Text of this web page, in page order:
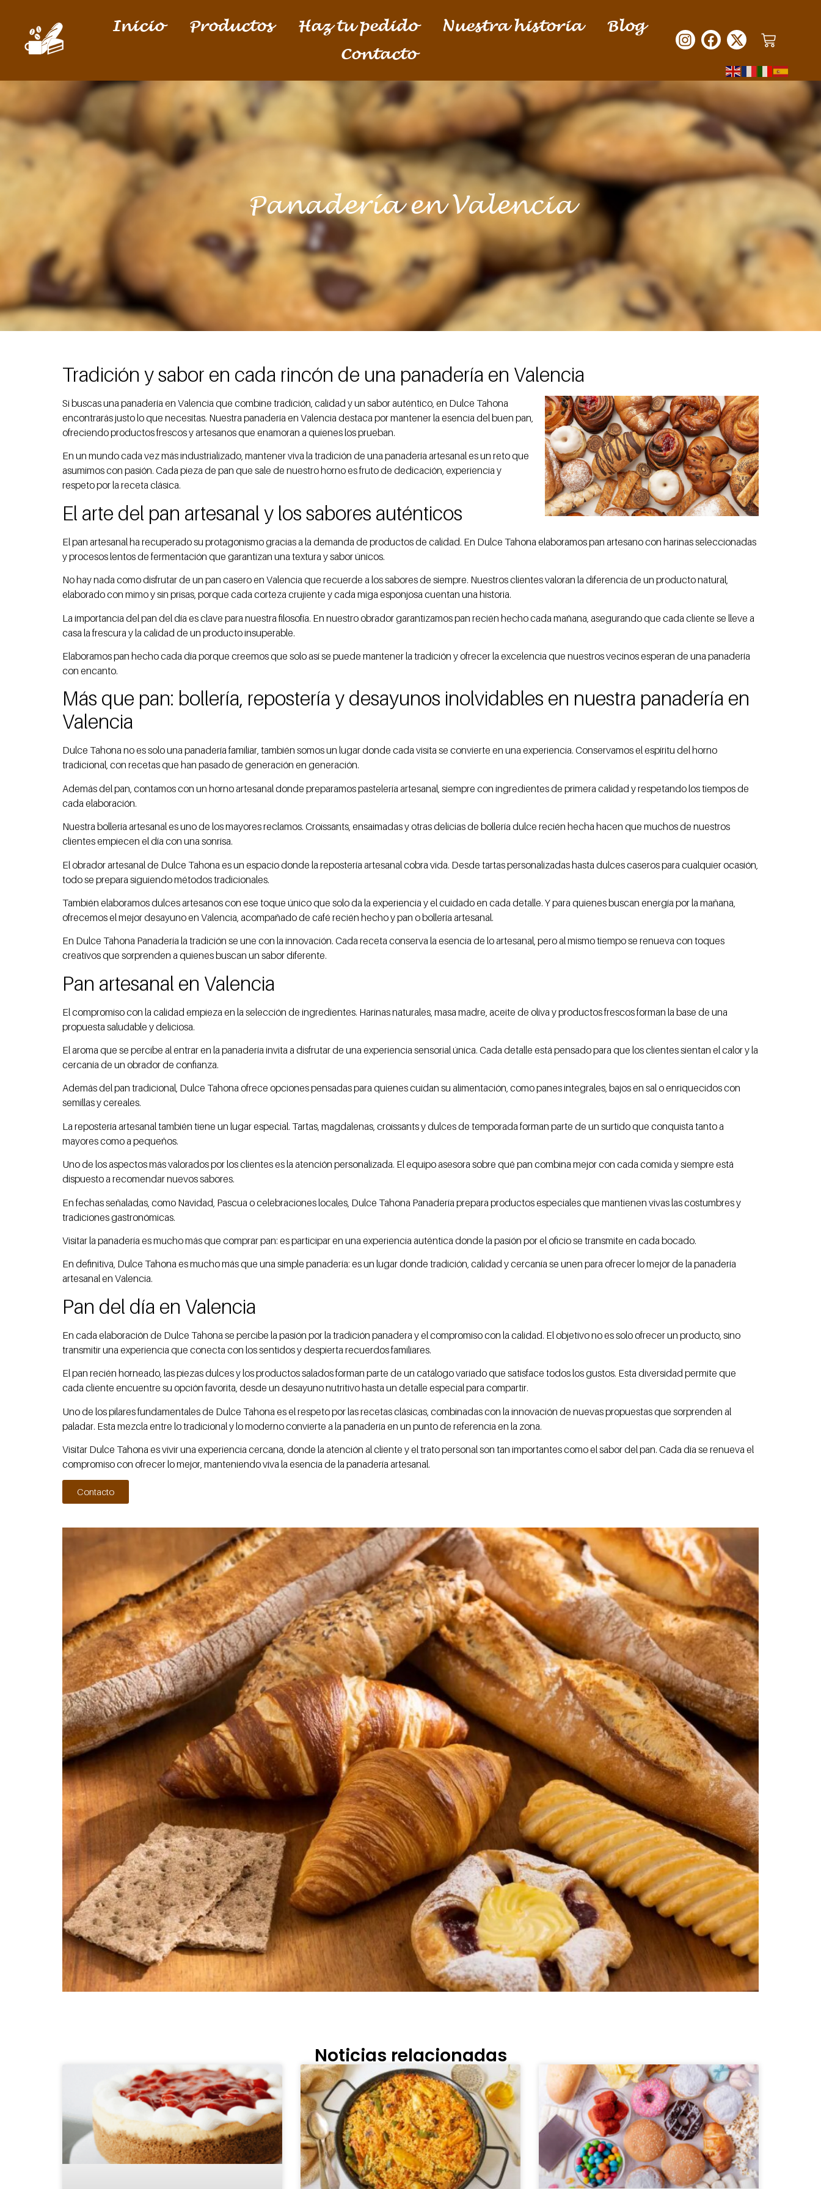
Inicio Productos Haz tu pedido Nuestra historia
Blog
Contacto
Panadería en Valencia
Tradición y sabor en cada rincón de una panadería en Valencia
Si buscas una panadería en Valencia que combine tradición, calidad y un sabor auténtico, en Dulce Tahona
encontrarás justo lo que necesitas. Nuestra panadería en Valencia destaca por mantener la esencia del buen pan,
ofreciendo productos frescos y artesanos que enamoran a quienes los prueban.
En un mundo cada vez más industrializado, mantener viva la tradición de una panadería artesanal es un reto que
asumimos con pasión. Cada pieza de pan que sale de nuestro horno es fruto de dedicación, experiencia y
respeto por la receta clásica.
El arte del pan artesanal y los sabores auténticos
El pan artesanal ha recuperado su protagonismo gracias a la demanda de productos de calidad. En Dulce Tahona elaboramos pan artesano con harinas seleccionadas
y procesos lentos de fermentación que garantizan una textura y sabor únicos.
No hay nada como disfrutar de un pan casero en Valencia que recuerde a los sabores de siempre. Nuestros clientes valoran la diferencia de un producto natural,
elaborado con mimo y sin prisas, porque cada corteza crujiente y cada miga esponjosa cuentan una historia.
La importancia del pan del día es clave para nuestra filosofía. En nuestro obrador garantizamos pan recién hecho cada mañana, asegurando que cada cliente se lleve a
casa la frescura y la calidad de un producto insuperable.
Elaboramos pan hecho cada día porque creemos que solo así se puede mantener la tradición y ofrecer la excelencia que nuestros vecinos esperan de una panadería
con encanto.
Más que pan: bollería, repostería y desayunos inolvidables en nuestra panadería en
Valencia
Dulce Tahona no es solo una panadería familiar, también somos un lugar donde cada visita se convierte en una experiencia. Conservamos el espíritu del horno
tradicional, con recetas que han pasado de generación en generación.
Además del pan, contamos con un horno artesanal donde preparamos pastelería artesanal, siempre con ingredientes de primera calidad y respetando los tiempos de
cada elaboración.
Nuestra bollería artesanal es uno de los mayores reclamos. Croissants, ensaimadas y otras delicias de bollería dulce recién hecha hacen que muchos de nuestros
clientes empiecen el día con una sonrisa.
El obrador artesanal de Dulce Tahona es un espacio donde la repostería artesanal cobra vida. Desde tartas personalizadas hasta dulces caseros para cualquier ocasión,
todo se prepara siguiendo métodos tradicionales.
También elaboramos dulces artesanos con ese toque único que solo da la experiencia y el cuidado en cada detalle. Y para quienes buscan energía por la mañana,
ofrecemos el mejor desayuno en Valencia, acompañado de café recién hecho y pan o bollería artesanal.
En Dulce Tahona Panadería la tradición se une con la innovación. Cada receta conserva la esencia de lo artesanal, pero al mismo tiempo se renueva con toques
creativos que sorprenden a quienes buscan un sabor diferente.
Pan artesanal en Valencia
El compromiso con la calidad empieza en la selección de ingredientes. Harinas naturales, masa madre, aceite de oliva y productos frescos forman la base de una
propuesta saludable y deliciosa.
El aroma que se percibe al entrar en la panadería invita a disfrutar de una experiencia sensorial única. Cada detalle está pensado para que los clientes sientan el calor y la
cercanía de un obrador de confianza.
Además del pan tradicional, Dulce Tahona ofrece opciones pensadas para quienes cuidan su alimentación, como panes integrales, bajos en sal o enriquecidos con
semillas y cereales.
La repostería artesanal también tiene un lugar especial. Tartas, magdalenas, croissants y dulces de temporada forman parte de un surtido que conquista tanto a
mayores como a pequeños.
Uno de los aspectos más valorados por los clientes es la atención personalizada. El equipo asesora sobre qué pan combina mejor con cada comida y siempre está
dispuesto a recomendar nuevos sabores.
En fechas señaladas, como Navidad, Pascua o celebraciones locales, Dulce Tahona Panadería prepara productos especiales que mantienen vivas las costumbres y
tradiciones gastronómicas.
Visitar la panadería es mucho más que comprar pan: es participar en una experiencia auténtica donde la pasión por el oficio se transmite en cada bocado.
En definitiva, Dulce Tahona es mucho más que una simple panadería: es un lugar donde tradición, calidad y cercanía se unen para ofrecer lo mejor de la panadería
artesanal en Valencia.
Pan del día en Valencia
En cada elaboración de Dulce Tahona se percibe la pasión por la tradición panadera y el compromiso con la calidad. El objetivo no es solo ofrecer un producto, sino
transmitir una experiencia que conecta con los sentidos y despierta recuerdos familiares.
El pan recién horneado, las piezas dulces y los productos salados forman parte de un catálogo variado que satisface todos los gustos. Esta diversidad permite que
cada cliente encuentre su opción favorita, desde un desayuno nutritivo hasta un detalle especial para compartir.
Uno de los pilares fundamentales de Dulce Tahona es el respeto por las recetas clásicas, combinadas con la innovación de nuevas propuestas que sorprenden al
paladar. Esta mezcla entre lo tradicional y lo moderno convierte a la panadería en un punto de referencia en la zona.
Visitar Dulce Tahona es vivir una experiencia cercana, donde la atención al cliente y el trato personal son tan importantes como el sabor del pan. Cada día se renueva el
compromiso con ofrecer lo mejor, manteniendo viva la esencia de la panadería artesanal.
Contacto
Noticias relacionadas